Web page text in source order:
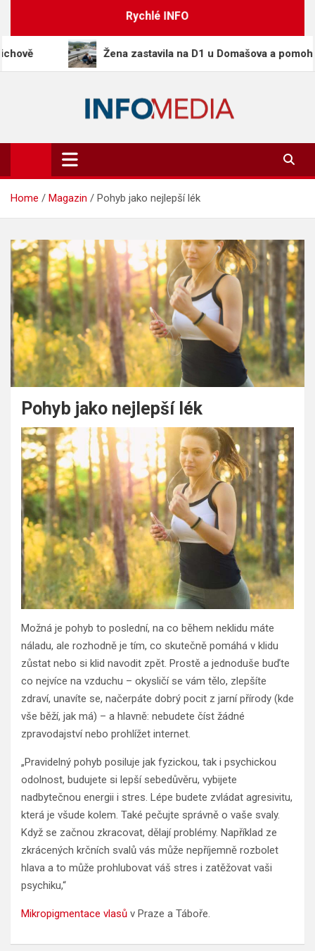
Rychlé INFO
Žena zastavila na D1 u Domašova a pomohla při
Info-Media.cz
Zprávy, media a souvislosti dneška
Home Magazin Pohyb jako nejlepší lék
Pohyb jako nejlepší lék
Možná je pohyb to poslední, na co během neklidu máte
náladu, ale rozhodně je tím, co skutečně pomáhá v klidu
zůstat nebo si klid navodit zpět. Prostě a jednoduše buďte
co nejvíce na vzduchu – okysličí se vám tělo, zlepšíte
zdraví, unavíte se, načerpáte dobrý pocit z jarní přírody (kde
vše běží, jak má) – a hlavně: nebudete číst žádné
zpravodajství nebo prohlížet internet.
„Pravidelný pohyb posiluje jak fyzickou, tak i psychickou
odolnost, budujete si lepší sebedůvěru, vybijete
nadbytečnou energii i stres. Lépe budete zvládat agresivitu,
která je všude kolem. Také pečujte správně o vaše svaly.
Když se začnou zkracovat, dělají problémy. Například ze
zkrácených krčních svalů vás může nepříjemně rozbolet
hlava a to může prohlubovat váš stres i zatěžovat vaši
psychiku,“
Mikropigmentace vlasů v Praze a Táboře.